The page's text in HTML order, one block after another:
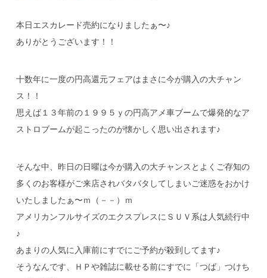
本日エスカレード売約になりましたぁ〜♪
ありがとうございます！！
十数年に一度の円高還元フェアはまさに今が購入の大チャン
ス！！
思えば１３年前の１９９５ｙの円高アメ車ブームで爆発的なア
ストロブームが起こったのが懐かしく思い出されます♪
そんな中、昨日の日曜は今が購入の大チャンスとよくご存知の
多くのお客様がご来店されバタバタしてしまいご迷惑をおかけ
いたしましたぁ〜ｍ（－－）ｍ
アメリカンフルサイズのエクスプレスにＳＵＶ系は人気続行中
♪
あまりの人気に入庫前にすでにご予約が殺到してます♪
そうなんです、ＨＰや雑誌に載せる前にすでに「つば」つけち